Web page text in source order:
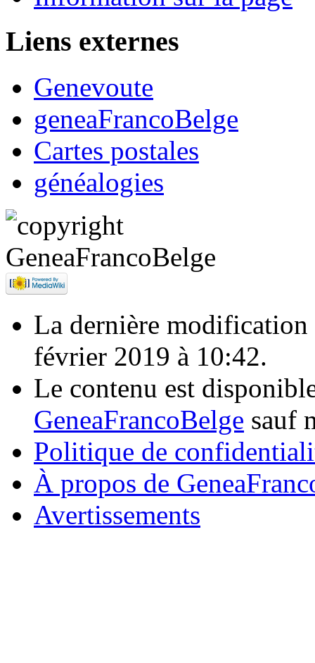
Liens externes
Genevoute
geneaFrancoBelge
Cartes postales
généalogies
La dernière modification
février 2019 à 10:42.
Le contenu est
GeneaFrancoBelge sauf
Politique de
À propos de
Avertissements